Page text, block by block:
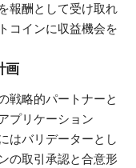
報酬として受け取れ
コインに収益機会を
画
戦略的パートナーと
プリケーション
はバリデーターとし
の取引承認と合意形